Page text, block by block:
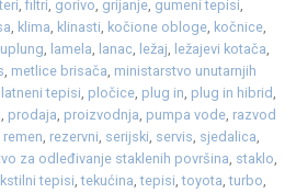
,filtri, gorivo, grijanje, gumeni tepisi,
, klima, klinasti, kočione obloge, kočnice,
, lamela, lanac, ležaj, ležajevi kotača,
, metlice brisača, ministarstvo unutarnjih
tepisi, pločice, plug in, plug in hibrid,
, prodaja, proizvodnja, pumpa vode, razvod
remen, rezervni, serijski, servis, sjedalica,
za odleđivanje staklenih površina, staklo,
tepisi,tekućina,tepisi,toyota,turbo,